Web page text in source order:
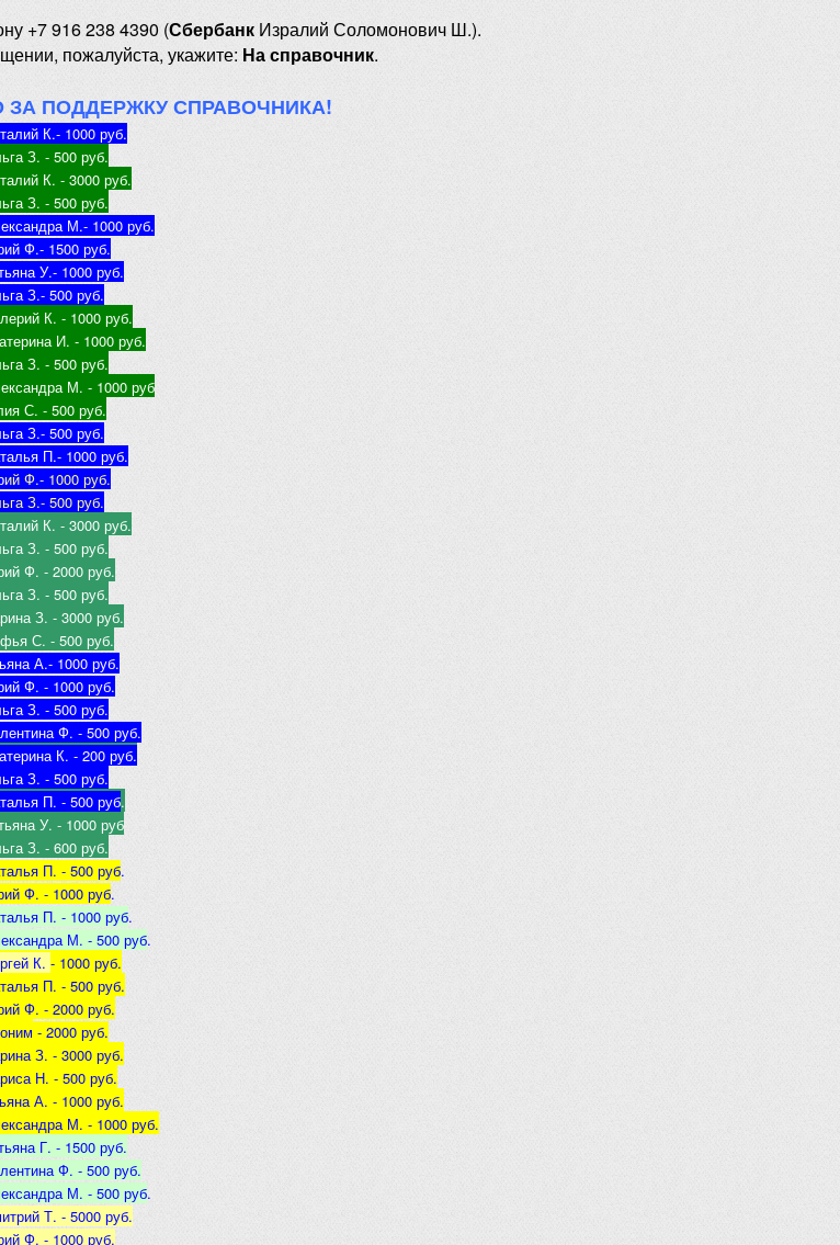
+7 916 238 4390 (Сбербанк Изралий Соломонович Ш.).
пожалуйста, укажите: На справочник.
ПОДДЕРЖКУ СПРАВОЧНИКА!
К.- 1000 руб.
З. - 500 руб.
К. - 3000 руб.
З. - 500 руб.
М.- 1000 руб.
Ф.- 1500 руб.
У.- 1000 руб.
З.- 500 руб.
К. - 1000 руб.
И. - 1000 руб.
З. - 500 руб.
М. - 1000 руб
С. - 500 руб.
З.- 500 руб.
П.- 1000 руб.
ий Ф.- 1000 руб.
З.- 500 руб.
К. - 3000 руб.
З. - 500 руб.
Ф. - 2000 руб.
З. - 500 руб.
З. - 3000 руб.
С. - 500 руб.
А.- 1000 руб.
Ф. - 1000 руб.
З. - 500 руб.
Ф. - 500 руб.
К. - 200 руб.
З. - 500 руб.
П. - 500 руб.
У. - 1000 руб
З. - 600 руб.
П. - 500 руб.
Ф. - 1000 руб.
П. - 1000 руб.
М. - 500 руб.
К. - 1000 руб.
П. - 500 руб.
Ф. - 2000 руб.
- 2000 руб.
З. - 3000 руб.
Н. - 500 руб.
А. - 1000 руб.
М. - 1000 руб.
Г. - 1500 руб.
Ф. - 500 руб.
М. - 500 руб.
Т. - 5000 руб.
Ф. - 1000 руб.